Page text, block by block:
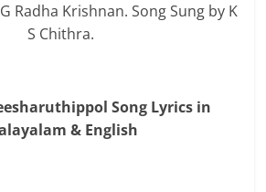
Radha Krishnan. Song Sung by K
S Chithra.
Song Lyrics in
& English